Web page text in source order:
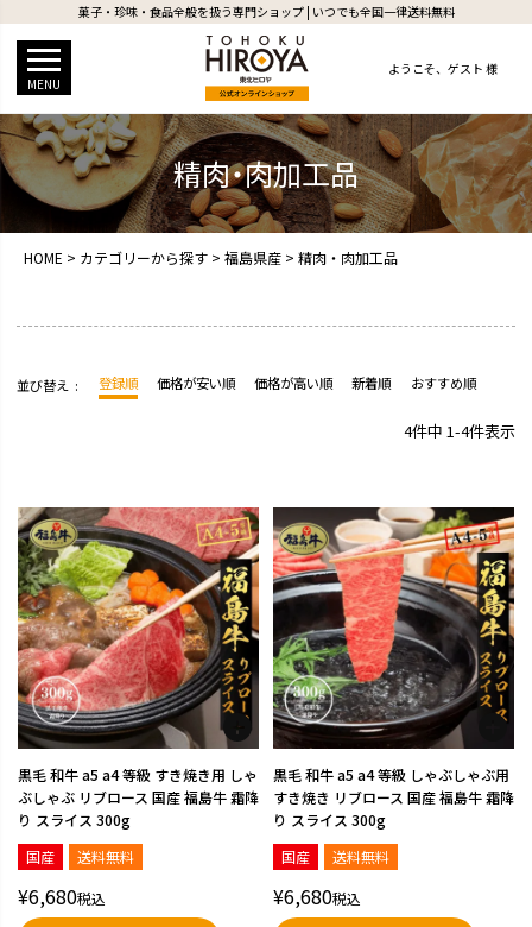
菓子・珍味・食品全般を扱う専門ショップ | いつでも全国一律送料無料
MENU
ようこそ、ゲスト 様
精肉・肉加工品
HOME カテゴリーから探す 福島県産 精肉・肉加工品
並び替え 登録順 価格が安い順 価格が高い順 新着順 おすすめ順
4件中 1-4件表示
黒毛 和牛 a5 a4 等級 すき焼き用 しゃ
ぶしゃぶ リブロース 国産 福島牛 霜降
り スライス 300g
国産
送料無料
¥6,680税込
黒毛 和牛 a5 a4 等級 しゃぶしゃぶ用
すき焼き リブロース 国産 福島牛 霜降
り スライス 300g
国産
送料無料
¥6,680税込